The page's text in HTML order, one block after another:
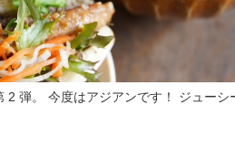
2 弾。 今度はアジアンです！ ジューシ